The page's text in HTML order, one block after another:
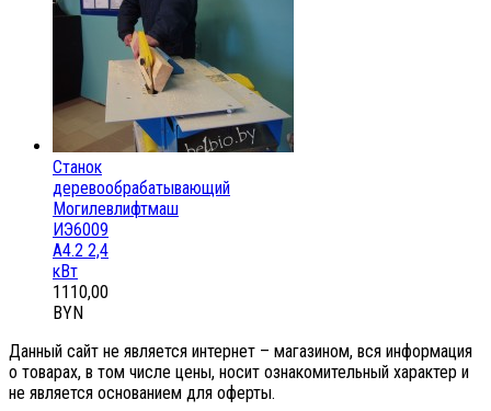
Станок
деревообрабатывающий
Могилевлифтмаш
ИЭ6009
А4.2 2,4
кВт
1110,00
BYN
Данный сайт не является интернет – магазином, вся информация
о товарах, в том числе цены, носит ознакомительный характер и
не является основанием для оферты.